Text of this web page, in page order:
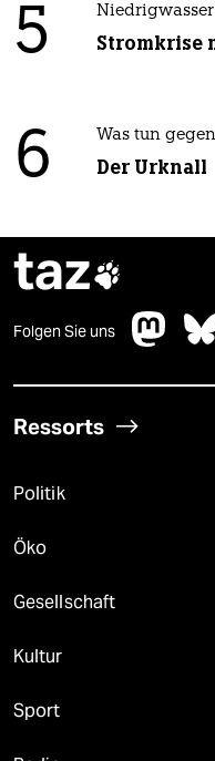
5 Stromkrise
6 Was tun
Der Urknall
taz
Folgen Sie uns
Ressorts
Politik
Öko
Gesellschaft
Kultur
Sport